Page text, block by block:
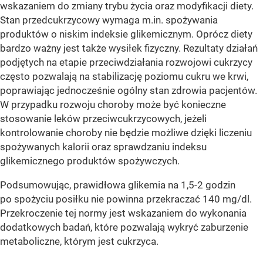
wskazaniem do zmiany trybu życia oraz modyfikacji diety.
Stan przedcukrzycowy wymaga m.in. spożywania
produktów o niskim indeksie glikemicznym. Oprócz diety
bardzo ważny jest także wysiłek fizyczny. Rezultaty działań
podjętych na etapie przeciwdziałania rozwojowi cukrzycy
często pozwalają na stabilizację poziomu cukru we krwi,
poprawiając jednocześnie ogólny stan zdrowia pacjentów.
W przypadku rozwoju choroby może być konieczne
stosowanie leków przeciwcukrzycowych, jeżeli
kontrolowanie choroby nie będzie możliwe dzięki liczeniu
spożywanych kalorii oraz sprawdzaniu indeksu
glikemicznego produktów spożywczych.
Podsumowując, prawidłowa glikemia na 1,5-2 godzin
po spożyciu posiłku nie powinna przekraczać 140 mg/dl.
Przekroczenie tej normy jest wskazaniem do wykonania
dodatkowych badań, które pozwalają wykryć zaburzenie
metaboliczne, którym jest cukrzyca.